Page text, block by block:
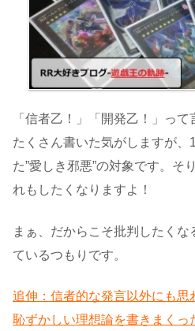
「信者乙！」「開発乙！」っ
たくさん書いた気がしますが、
た”愛しき邪悪”の対象です。そ
れもしたくなりますよ！
まぁ、だからこそ批判したく
ているつもりです。
追伸：信者的な発言以外にも思
恥ずかしい理想論を書きまくっ